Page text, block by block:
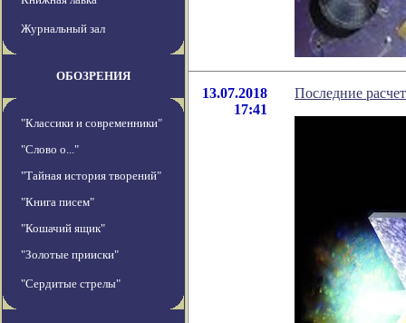
Журнальный зал
ОБОЗРЕНИЯ
"Классики и современники"
"Слово о..."
"Тайная история творений"
"Книга писем"
"Кошачий ящик"
"Золотые прииски"
"Сердитые стрелы"
13.07.2018
17:41
Последние